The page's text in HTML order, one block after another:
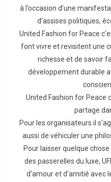
à l’occasion d’une
d’assises politiques,
United Fashion for Peace
font vivre et revisitent une
richesse et de savoir
développement durable
United Fashion for Peace
partage
Pour les organisateurs il
aussi de véhiculer une
Pour laisser quelque
des passerelles du luxe,
d'amour et d'amitié avec